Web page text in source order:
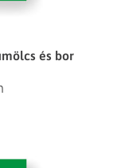
és bor